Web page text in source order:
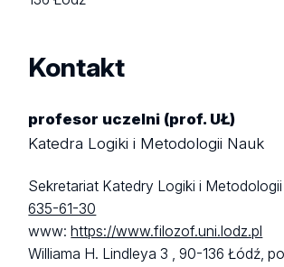
Kontakt
profesor uczelni (prof. UŁ)
Katedra Logiki i Metodologii Nauk
Sekretariat Katedry Logiki i
635-61-30
www:https://www.filozof.uni.lodz.pl
Williama H. Lindleya 3 ,90-136 Łódź,